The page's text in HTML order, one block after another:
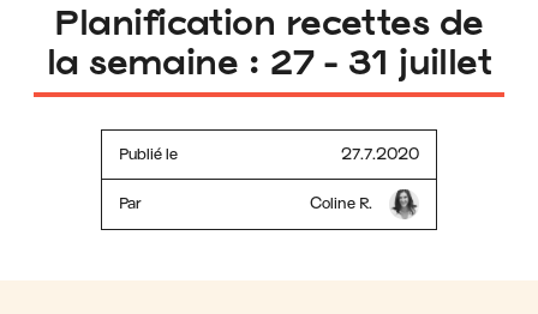
Planification recettes de
la semaine : 27 - 31 juillet
Publié le 27.7.2020
Par Coline R.